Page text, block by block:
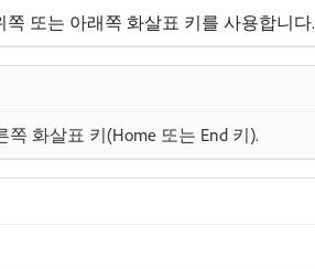
또는 아래쪽 화살표 키를 사용합니다.
화살표 키(Home 또는 End 키).